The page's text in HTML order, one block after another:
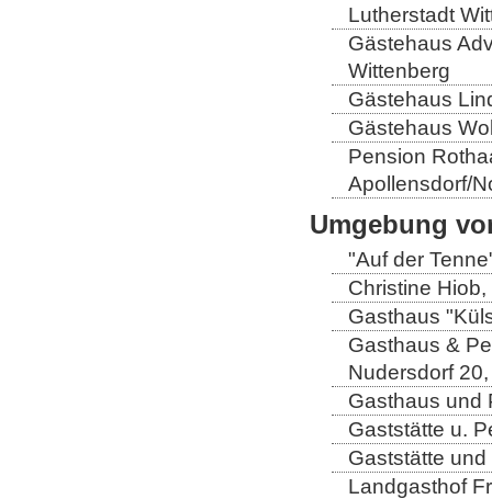
Lutherstadt
Gästehaus
Wittenberg
Gästehaus
Gästehaus
Pension
Apollensdorf/
Umgebung
"Auf der
Christine
Gasthaus
Gasthaus &
Nudersdorf
Gasthaus und
Gaststätte u.
Gaststätte
Landgasthof